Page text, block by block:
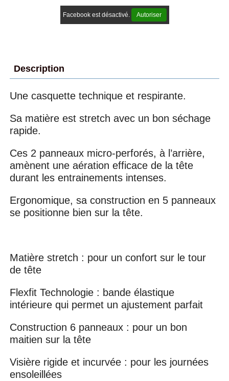
Facebook est désactivé. Autoriser
Description
Une casquette technique et respirante.
Sa matière est stretch avec un bon séchage
rapide.
Ces 2 panneaux micro-perforés, à l’arrière,
amènent une aération efficace de la tête
durant les entrainements intenses.
Ergonomique, sa construction en 5 panneaux
se positionne bien sur la tête.
Matière stretch : pour un confort sur le tour
de tête
Flexfit Technologie : bande élastique
intérieure qui permet un ajustement parfait
Construction 6 panneaux : pour un bon
maitien sur la tête
Visière rigide et incurvée : pour les journées
ensoleillées